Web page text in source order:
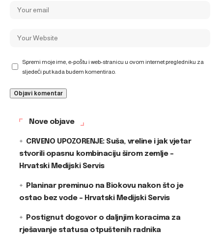
Spremi moje ime, e-poštu i web-stranicu u ovom internet pregledniku za
sljedeći put kada budem komentirao.
Nove objave
CRVENO UPOZORENJE: Suša, vreline i jak vjetar
stvorili opasnu kombinaciju širom zemlje –
Hrvatski Medijski Servis
Planinar preminuo na Biokovu nakon što je
ostao bez vode – Hrvatski Medijski Servis
Postignut dogovor o daljnjim koracima za
rješavanje statusa otpuštenih radnika